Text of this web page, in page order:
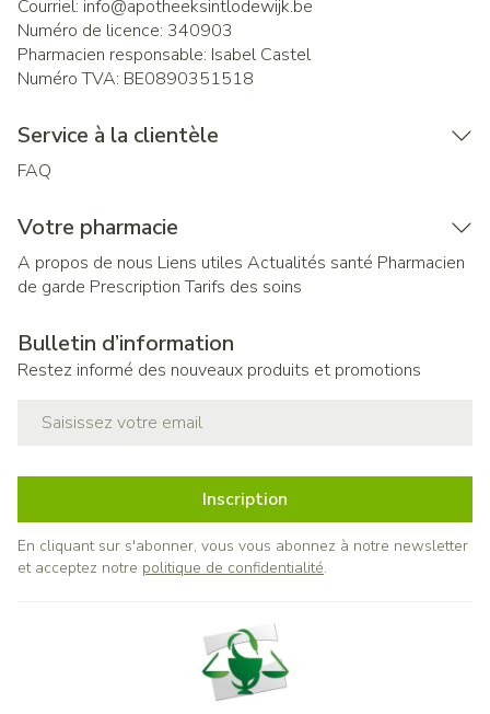
Courriel: info@apotheeksintlodewijk.be
Numéro de licence: 340903
Pharmacien responsable: Isabel Castel
Numéro TVA: BE0890351518
Service à la clientèle
FAQ
Votre pharmacie
A propos de nous Liens utiles Actualités santé Pharmacien
de garde Prescription Tarifs des soins
Bulletin d’information
Restez informé des nouveaux produits et promotions
Inscription
En cliquant sur s'abonner, vous vous abonnez à notre newsletter
et acceptez notre politique de confidentialité.